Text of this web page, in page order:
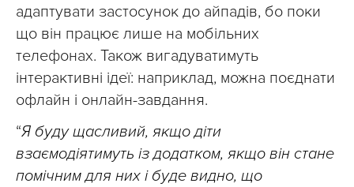
адаптувати застосунок до айпадів, бо поки
що він працює лише на мобільних
телефонах. Також вигадуватимуть
інтерактивні ідеї: наприклад, можна поєднати
офлайн і онлайн-завдання.
“Я буду щасливий, якщо діти
взаємодіятимуть із додатком, якщо він стане
помічним для них і буде видно, що